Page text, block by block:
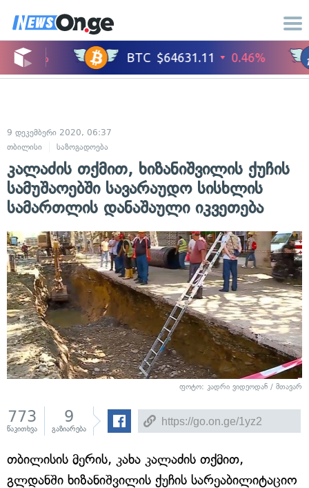
9 დეკემბერი 2020, 06:37
თბილისი
საზოგადოება
კალაძის თქმით, ხიზანიშვილის ქუჩის
სამუშაოებში სავარაუდო სისხლის
სამართლის დანაშაული იკვეთება
ფოტო: კადრი ვიდეოდან / მთავარ
773
წაკითხვა
9
გაზიარება
თბილისის მერის, კახა კალაძის თქმით,
გლდანში ხიზანიშვილის ქუჩის სარეაბილიტაციო